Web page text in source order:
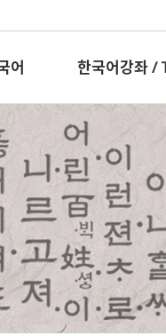
어 한국어강좌 /